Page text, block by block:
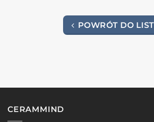
POWRÓT DO
CERAMMIND